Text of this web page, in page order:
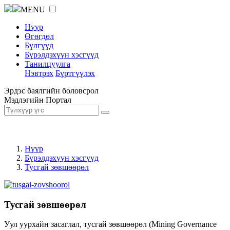
MENU
Нүүр
Өгөгдөл
Бүлгүүд
Бүрэлдэхүүн хэсгүүд
Танилцуулга
Нэвтрэх Бүртгүүлэх
Эрдэс баялгийн боловсрол
Мэдлэгийн Портал
Нүүр
Бүрэлдэхүүн хэсгүүд
Тусгай зөвшөөрөл
Тусгай зөвшөөрөл
Уул уурхайн засаглал, тусгай зөвшөөрөл (Mining Governance